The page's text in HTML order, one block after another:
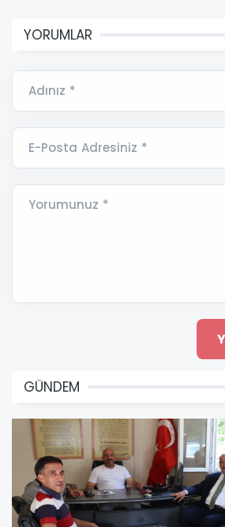
YORUMLAR
Adınız *
E-Posta Adresiniz *
Yorumunuz *
GÜNDEM